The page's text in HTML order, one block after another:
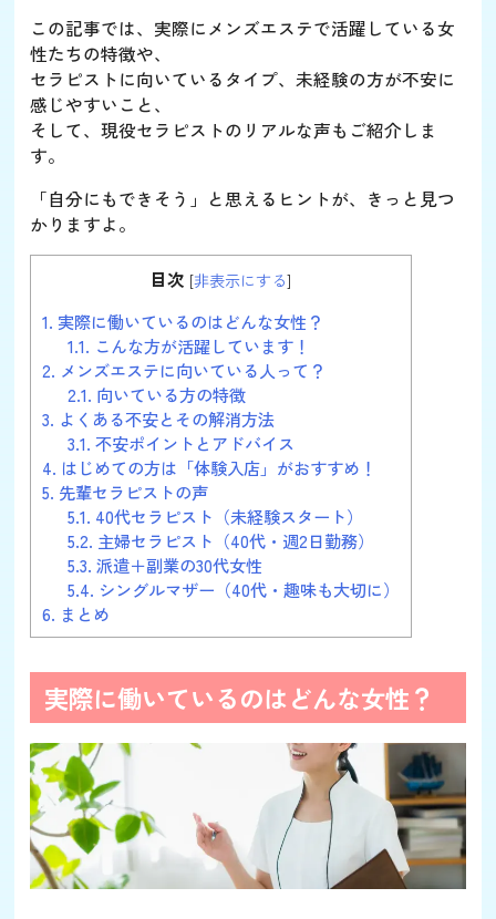
この記事では、実際にメンズエステで活躍している女
性たちの特徴や、
セラピストに向いているタイプ、未経験の方が不安に
感じやすいこと、
そして、現役セラピストのリアルな声もご紹介しま
す。
「自分にもできそう」と思えるヒントが、きっと見つ
かりますよ。
目次 [非表示にする]
1. 実際に働いているのはどんな女性？
1.1. こんな方が活躍しています！
2. メンズエステに向いている人って？
2.1. 向いている方の特徴
3. よくある不安とその解消方法
3.1. 不安ポイントとアドバイス
4. はじめての方は「体験入店」がおすすめ！
5. 先輩セラピストの声
5.1. 40代セラピスト（未経験スタート）
5.2. 主婦セラピスト（40代・週2日勤務）
5.3. 派遣＋副業の30代女性
5.4. シングルマザー（40代・趣味も大切に）
6. まとめ
実際に働いているのはどんな女性？